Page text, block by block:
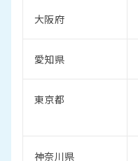
大阪府
愛知県
東京都
神奈川県